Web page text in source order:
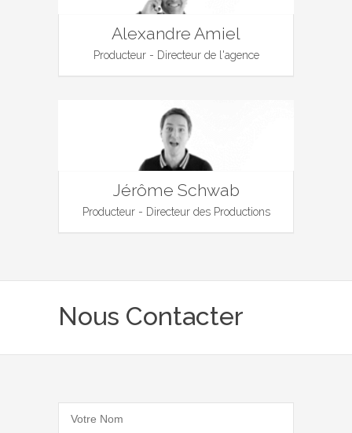
Alexandre Amiel
Producteur - Directeur de l'agence
Jérôme Schwab
Producteur - Directeur des Productions
Nous Contacter